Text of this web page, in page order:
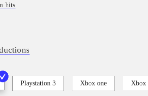
hits
Playstation 3 Xbox one Xbox